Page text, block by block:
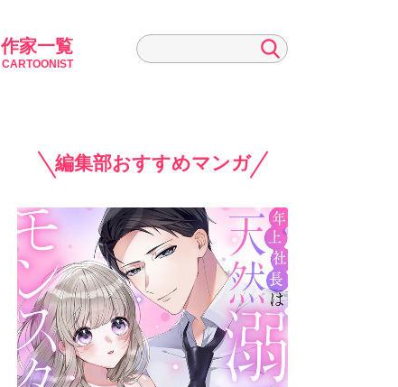
作家一覧
CARTOONIST
編集部おすすめマンガ